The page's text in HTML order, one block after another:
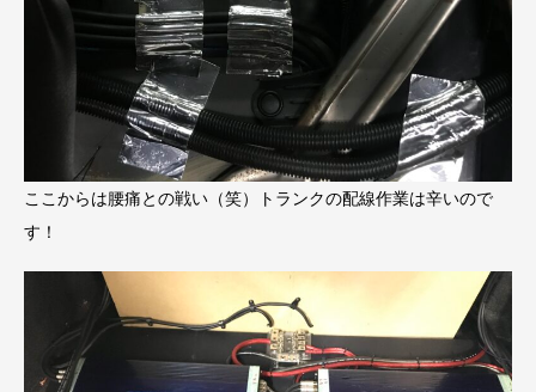
ここからは腰痛との戦い（笑）トランクの配線作業は辛いので
す！